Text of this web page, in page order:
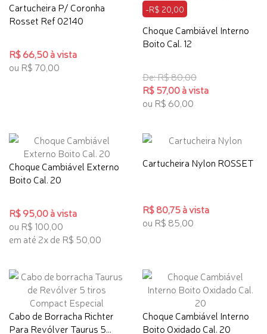
Cartucheira P/ Coronha
Rosset Ref 02140
R$ 66,50 à vista
ou R$ 70,00
-R$ 20,00
Choque Cambiável Interno
Boito Cal. 12
De: R$ 80,00
R$ 57,00 à vista
ou R$ 60,00
Choque Cambiável Externo
Boito Cal. 20
R$ 95,00 à vista
ou R$ 100,00
em até 2x de R$ 50,00
Cartucheira Nylon ROSSET
R$ 80,75 à vista
ou R$ 85,00
Cabo de Borracha Richter
Para Revólver Taurus 5...
Choque Cambiável Interno
Boito Oxidado Cal. 20